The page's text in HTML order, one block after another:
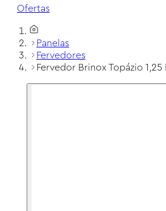
Ofertas
Panelas
Fervedores
Fervedor Brinox Topázio